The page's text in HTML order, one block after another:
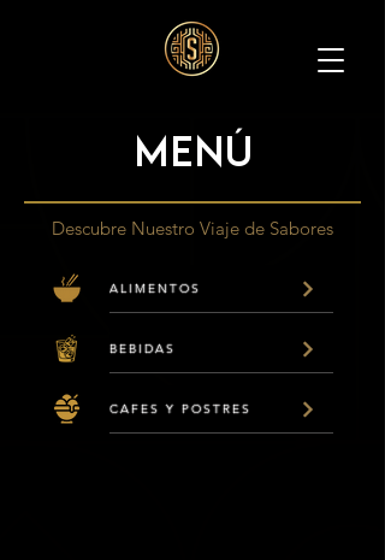
Menú
Descubre Nuestro Viaje de Sabores
ALIMENTOS
BEBIDAS
CAFES Y POSTRES